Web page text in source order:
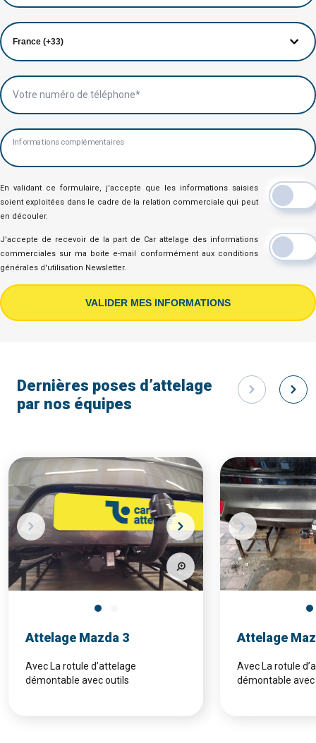
Votre numéro de téléphone*
Informations complémentaires
En validant ce formulaire, j'accepte que les informations saisies
soient exploitées dans le cadre de la relation commerciale qui peut
en découler.
J'accepte de recevoir de la part de Car attelage des informations
commerciales sur ma boite e-mail conformément aux conditions
générales d'utilisation Newsletter.
VALIDER MES INFORMATIONS
Dernières poses d’attelage
par nos équipes
Attelage Mazda 3
Avec La rotule d’attelage
démontable avec outils
Attelage
Avec La rotule
démontable